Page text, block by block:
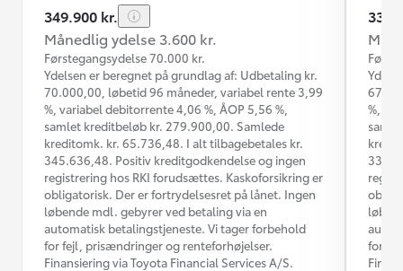
349.900 kr.
Månedlig ydelse 3.600 kr.
Førstegangsydelse 70.000 kr.
Ydelsen er beregnet på grundlag af: Udbetaling kr.
70.000,00, løbetid 96 måneder, variabel rente 3,99
%, variabel debitorrente 4,06 %, ÅOP 5,56 %,
samlet kreditbeløb kr. 279.900,00. Samlede
kreditomk. kr. 65.736,48. I alt tilbagebetales kr.
345.636,48. Positiv kreditgodkendelse og ingen
registrering hos RKI forudsættes. Kaskoforsikring er
obligatorisk. Der er fortrydelsesret på lånet. Ingen
løbende mdl. gebyrer ved betaling via en
automatisk betalingstjeneste. Vi tager forbehold
for fejl, prisændringer og renteforhøjelser.
Finansiering via Toyota Financial Services A/S.
%,
for